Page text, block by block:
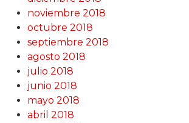
noviembre 2018
octubre 2018
septiembre 2018
agosto 2018
julio 2018
junio 2018
mayo 2018
abril 2018